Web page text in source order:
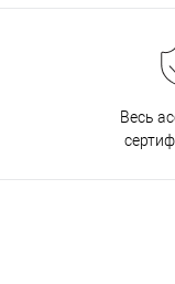
Весь